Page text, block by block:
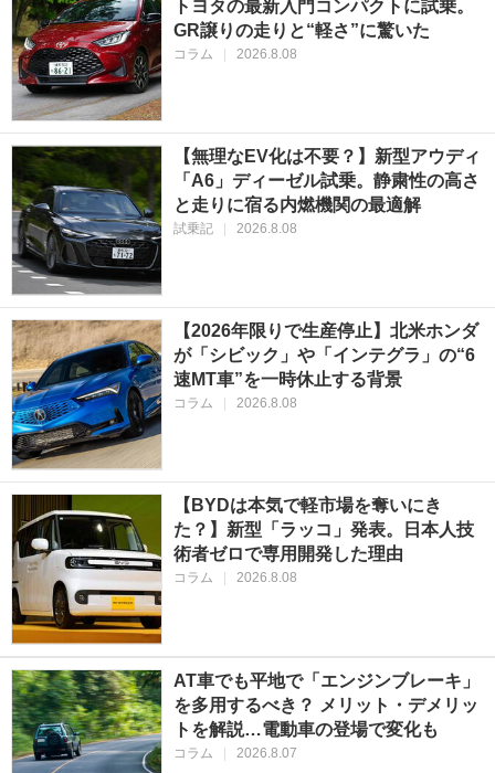
トヨタの最新入門コンパクトに試乗。
GR譲りの走りと“軽さ”に驚いた
コラム 2026.8.08
【無理なEV化は不要？】新型アウディ
「A6」ディーゼル試乗。静粛性の高さ
と走りに宿る内燃機関の最適解
試乗記 2026.8.08
【2026年限りで生産停止】北米ホンダ
が「シビック」や「インテグラ」の“6
速MT車”を一時休止する背景
コラム 2026.8.08
【BYDは本気で軽市場を奪いにき
た？】新型「ラッコ」発表。日本人技
術者ゼロで専用開発した理由
コラム 2026.8.08
AT車でも平地で「エンジンブレーキ」
を多用するべき？ メリット・デメリッ
トを解説…電動車の登場で変化も
コラム 2026.8.07